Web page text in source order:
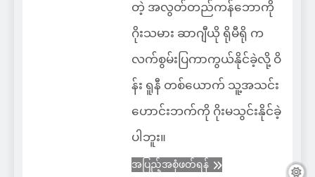
တဲ့ အလွတ်တည်ကန်ဘောကို
ဂိုးသမား ဆာဂျီယို ရိုမီရို က
လက်စွမ်းပြကာကွယ်နိုင်ခဲ့လို့ ဝိ
န်း ရူနီ တစ်ယောက် သူ့အသင်း
ဟောင်းဘက်ကို ဂိုးမသွင်းနိုင်ခဲ့
ပါဘူး။
အပြည့်အစုံဖတ်ရန်